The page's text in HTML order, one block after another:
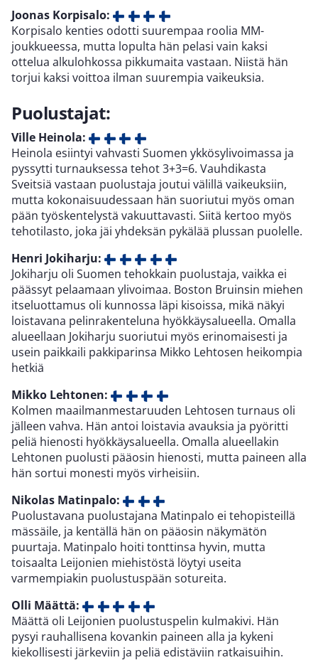
Joonas Korpisalo:
Korpisalo kenties odotti suurempaa roolia MM-
joukkueessa, mutta lopulta hän pelasi vain kaksi
ottelua alkulohkossa pikkumaita vastaan. Niistä hän
torjui kaksi voittoa ilman suurempia vaikeuksia.
Puolustajat:
Ville Heinola:
Heinola esiintyi vahvasti Suomen ykkösylivoimassa ja
pyssytti turnauksessa tehot 3+3=6. Vauhdikasta
Sveitsiä vastaan puolustaja joutui välillä vaikeuksiin,
mutta kokonaisuudessaan hän suoriutui myös oman
pään työskentelystä vakuuttavasti. Siitä kertoo myös
tehotilasto, joka jäi yhdeksän pykälää plussan puolelle.
Henri Jokiharju:
Jokiharju oli Suomen tehokkain puolustaja, vaikka ei
päässyt pelaamaan ylivoimaa. Boston Bruinsin miehen
itseluottamus oli kunnossa läpi kisoissa, mikä näkyi
loistavana pelinrakenteluna hyökkäysalueella. Omalla
alueellaan Jokiharju suoriutui myös erinomaisesti ja
usein paikkaili pakkiparinsa Mikko Lehtosen heikompia
hetkiä
Mikko Lehtonen:
Kolmen maailmanmestaruuden Lehtosen turnaus oli
jälleen vahva. Hän antoi loistavia avauksia ja pyöritti
peliä hienosti hyökkäysalueella. Omalla alueellakin
Lehtonen puolusti pääosin hienosti, mutta paineen alla
hän sortui monesti myös virheisiin.
Nikolas Matinpalo:
Puolustavana puolustajana Matinpalo ei tehopisteillä
mässäile, ja kentällä hän on pääosin näkymätön
puurtaja. Matinpalo hoiti tonttinsa hyvin, mutta
toisaalta Leijonien miehistöstä löytyi useita
varmempiakin puolustuspään sotureita.
Olli Määttä:
Määttä oli Leijonien puolustuspelin kulmakivi. Hän
pysyi rauhallisena kovankin paineen alla ja kykeni
kiekollisesti järkeviin ja peliä edistäviin ratkaisuihin.